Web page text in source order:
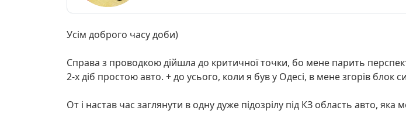
Усім доброго часу доби)
Справа з проводкою дійшла до критичної точки, бо мене парить
2-х діб простою авто. + до усього, коли я був у Одесі, в мене згорів
От і настав час заглянути в одну дуже підозрілу під КЗ область авто,